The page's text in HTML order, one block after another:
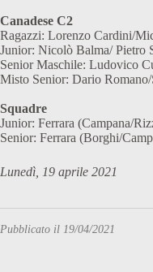
Canadese C2
Ragazzi: Lorenzo Cardini/
Junior: Nicolò Balma/ Pietro
Senior Maschile: Ludovico
Misto Senior: Dario
Squadre
Junior: Ferrara (Campana/
Senior: Ferrara (Borghi/
Lunedì, 19 aprile 2021
Pubblicato il 19/04/2021